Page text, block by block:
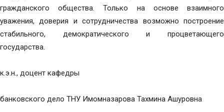
гражданского общества. Только на основе взаимного
уважения, доверия и сотрудничества возможно построение
стабильного, демократического и процветающего
государства.
к.э.н., доцент кафедры
банковского дело ТНУ Имомназарова Тахмина Ашуровна